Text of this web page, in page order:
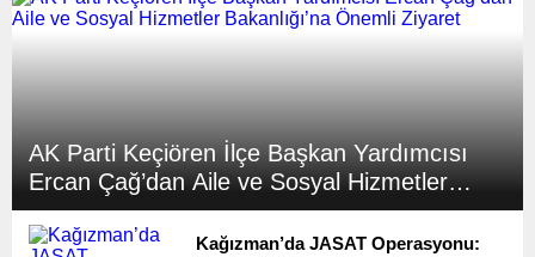
AK Parti Keçiören İlçe Başkan Yardımcısı
Ercan Çağ’dan Aile ve Sosyal Hizmetler
Bakanlığı’na Önemli Ziyaret
Kağızman’da JASAT Operasyonu: